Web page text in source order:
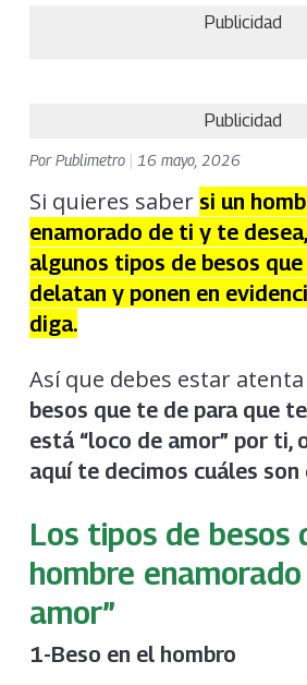
Publicidad
Publicidad
PorPublimetro 16 mayo, 2026
Si quieres saber si un
enamorado de ti y te
algunos tipos de besos
delatan y ponen en
diga.
Así que debes estar
besos que te de para que
está “loco de amor” por ti,
aquí te decimos cuáles son
Los tipos de besos
hombre
amor”
1-Beso en el hombro